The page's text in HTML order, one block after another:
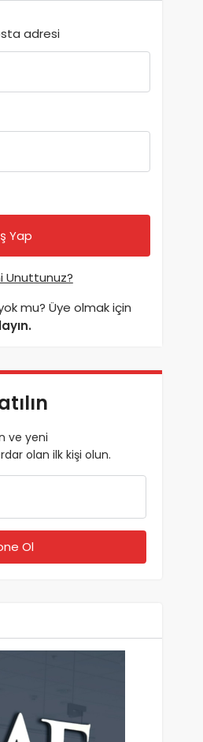
adresi
Unuttunuz?
mu? Üye olmak için
ve yeni
olan ilk kişi olun.